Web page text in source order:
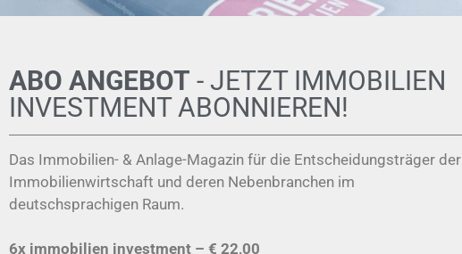
ABO ANGEBOT - JETZT IMMOBILIEN
INVESTMENT ABONNIEREN!
Das Immobilien- & Anlage-Magazin für die Entscheidungsträger der
Immobilienwirtschaft und deren Nebenbranchen im
deutschsprachigen Raum.
6x immobilien investment – € 22,00